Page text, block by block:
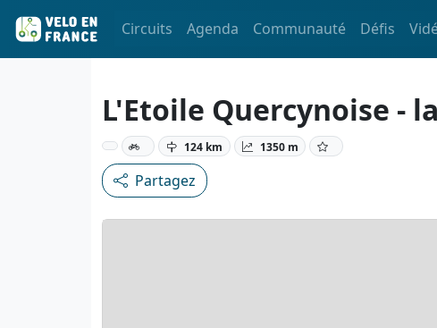
Circuits Agenda Communauté Défis
L'Etoile Quercynoise -
124 km 1350 m
Partagez